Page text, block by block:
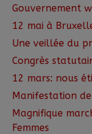
Gouvernement
12 mai à
Une veillée du
Congrès
12 mars: nous
Manifestation
Magnifique
Femmes